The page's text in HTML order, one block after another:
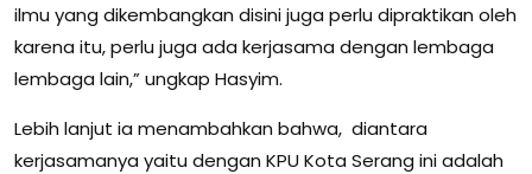
ilmu yang dikembangkan disini juga perlu dipraktikan oleh
karena itu, perlu juga ada kerjasama dengan lembaga
lembaga lain,” ungkap Hasyim.
Lebih lanjut ia menambahkan bahwa, diantara
kerjasamanya yaitu dengan KPU Kota Serang ini adalah